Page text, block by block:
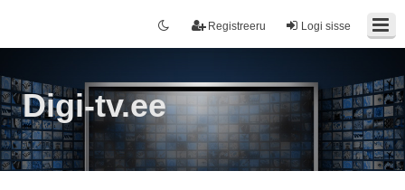
Logi sisse
Registreeru
Digi-tv.ee